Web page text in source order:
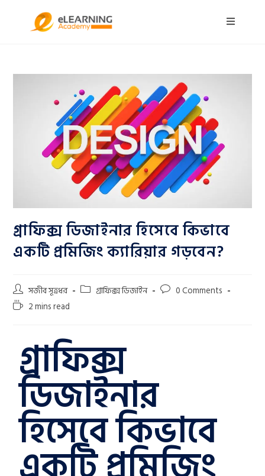
গ্রাফিক্স ডিজাইনার হিসেবে কিভাবে
একটি প্রমিজিং ক্যারিয়ার গড়বেন?
সজীব সূত্রধর গ্রাফিক্স ডিজাইন
0 Comments
2 mins read
গ্রাফিক্স
ডিজাইনার
হিসেবে কিভাবে